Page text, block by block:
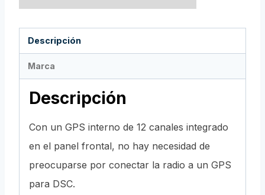
Descripción
Marca
Descripción
Con un GPS interno de 12 canales integrado
en el panel frontal, no hay necesidad de
preocuparse por conectar la radio a un GPS
para DSC.